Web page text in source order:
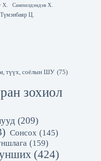
Х. Сампилдэндэв Х.
Түмэнбаяр Ц.
түүх, соёлын ШУ (75)
зохиол
(209)
Сонсох (145)
(159)
(424)